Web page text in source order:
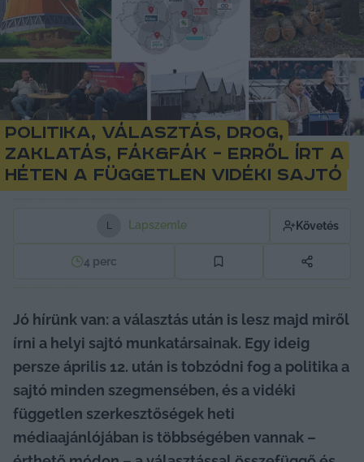
Politika, választás, drog,
zaklatás, fák&fák – erről írt a
héten a független vidéki sajtó
L Lapszemle Követés
4 perc
Jó hírünk van: a választás után is lesz majd miről
írni a helyi sajtó munkatársainak. Egy ideig
persze április 12. után is tobzódni fog a politika a
sajtó minden szegmensében, és a vidéki
független szerkesztőségek heti
médiaajánlójában is többségében vannak –